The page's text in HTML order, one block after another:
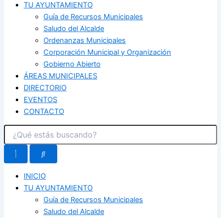
TU AYUNTAMIENTO
Guía de Recursos Municipales
Saludo del Alcalde
Ordenanzas Municipales
Corporación Municipal y Organización
Gobierno Abierto
ÁREAS MUNICIPALES
DIRECTORIO
EVENTOS
CONTACTO
INICIO
TU AYUNTAMIENTO
Guía de Recursos Municipales
Saludo del Alcalde